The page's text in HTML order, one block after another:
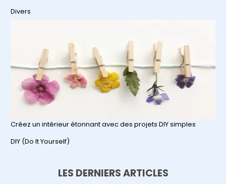
Par rapport à
Divers
Créez un intérieur étonnant avec des projets DIY simples
Par rapport à
DIY (Do It Yourself)
LES DERNIERS ARTICLES